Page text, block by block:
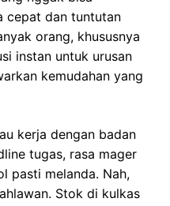
cepat dan tuntutan
orang, khususnya
instan untuk urusan
kemudahan yang
kerja dengan badan
tugas, rasa mager
pasti melanda. Nah,
Stok di kulkas